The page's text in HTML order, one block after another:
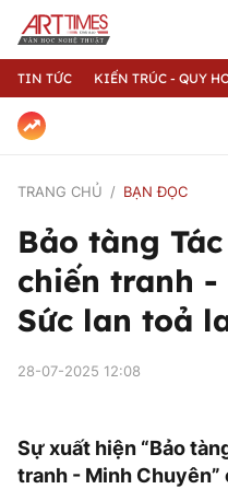
TIN TỨC KIẾN TRÚC - QUY
TRANG CHỦ BẠN ĐỌC
Bảo tàng
chiến tranh -
Sức lan toả
28-07-2025 12:08
Sự xuất hiện “Bảo
tranh - Minh Chuyên”